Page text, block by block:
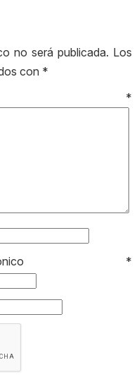
no será publicada. Los
con *
*
*